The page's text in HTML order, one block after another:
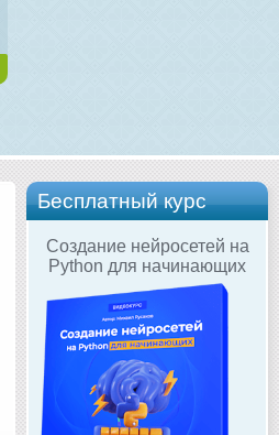
Бесплатный курс
Создание нейросетей на
Python для начинающих